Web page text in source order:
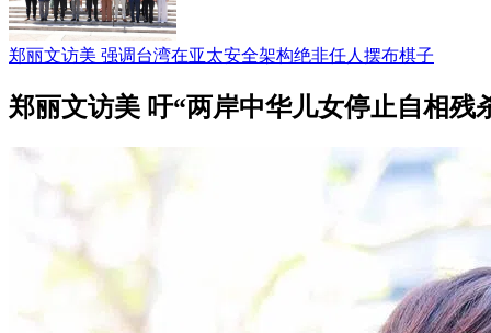
郑丽文访美 强调台湾在亚太安全架构绝非任人摆布棋子
郑丽文访美 吁“两岸中华儿女停止自相残